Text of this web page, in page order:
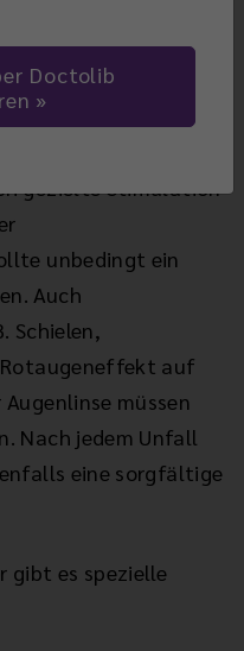
sich räumliches
zur Konstruktion z.B.
aus
gezielte Stimulation
unbedingt ein
Auch
Schielen,
auf
müssen
Nach jedem Unfall
eine sorgfältige
gibt es spezielle
Doctolib